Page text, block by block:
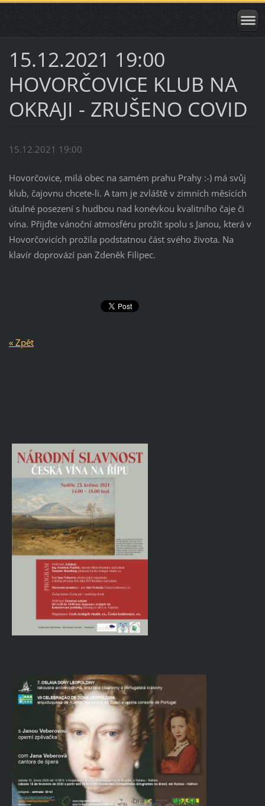
15.12.2021 19:00
HOVORČOVICE KLUB NA
OKRAJI - ZRUŠENO COVID
15.12.2021 19:00
Hovorčovice, milá obec na samém prahu Prahy :-) má svůj
klub, čajovnu chcete-li. A tam je zvláště v zimních měsících
útulné posezení s hudbou nad konévkou kvalitního čaje či
vína. Přijďte vánoční atmosféru prožít spolu s Janou, která v
Hovorčovicích prožila podstatnou část svého života. Na
klavír doprovází pan Zdeněk Filipec.
« Zpět